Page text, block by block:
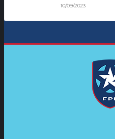
10/09/2023